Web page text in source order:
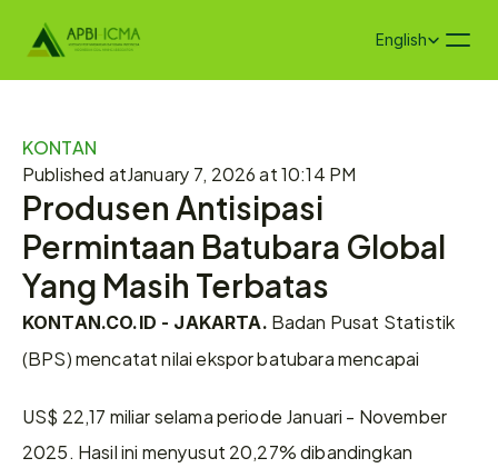
Select Language
English
KONTAN
Published atJanuary 7, 2026 at 10:14 PM
Produsen Antisipasi
Permintaan Batubara Global
Yang Masih Terbatas
KONTAN.CO.ID - JAKARTA. Badan Pusat Statistik
(BPS) mencatat nilai ekspor batubara mencapai
US$ 22,17 miliar selama periode Januari - November
2025. Hasil ini menyusut 20,27% dibandingkan